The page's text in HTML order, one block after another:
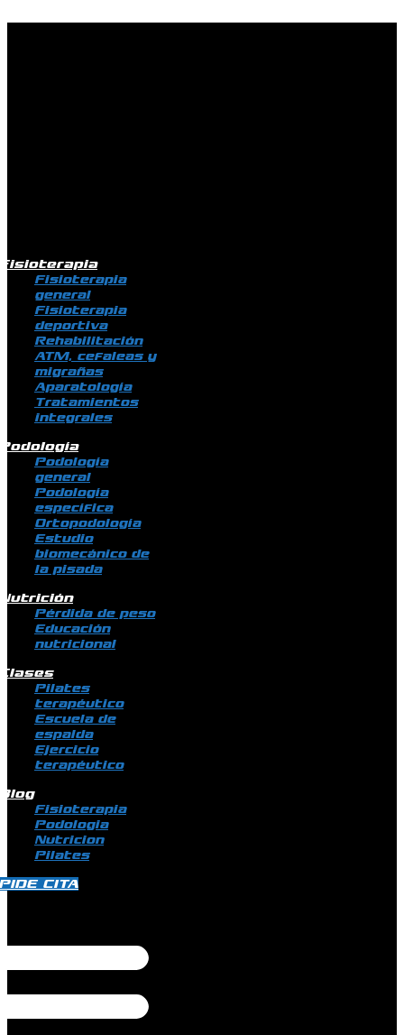
Fisioterapia
general
Fisioterapia
deportiva
Rehabilitación
ATM, cefaleas y
migrañas
Aparatología
Tratamientos
integrales
Podología
general
Podología
específica
Ortopodología
Estudio
biomecánico de
la pisada
Pérdida de peso
Educación
nutricional
Pilates
terapéutico
Escuela de
espalda
Ejercicio
terapéutico
Fisioterapia
Podologia
Nutricion
Pilates
CITA